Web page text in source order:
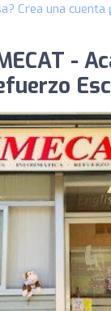
Crea una
-